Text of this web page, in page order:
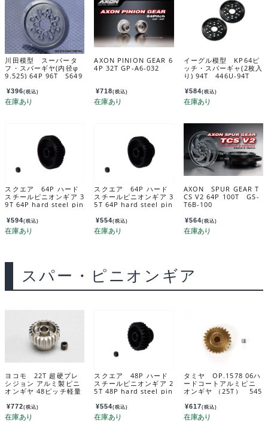
川田模型 スーパータ
フ・スパーギヤ(内径φ
9.525) 64P 96T S649
¥396(税込)
AXON PINION GEAR 6
4P 32T GP-A6-032
¥718(税込)
イーグル模型 KP64ピ
ッチ・スパーギャ(2枚入
り) 94T 446U-94T
¥584(税込)
スクエア 64P ハード
スチールピニオンギア 3
9T 64P hard steel pin
9
¥594(税込)
スクエア 64P ハード
スチールピニオンギア 3
5T 64P hard steel pin
5
¥554(税込)
AXON SPUR GEAR T
CS V2 64P 100T GS-
T6B-100
¥564(税込)
スパー・ピニオンギア
ヨコモ 22T 超硬プレ
シジョン アルミ製ピニ
オンギヤ 48ピッチ軽量
2A
¥772(税込)
スクエア 48P ハード
スチールピニオンギア 2
5T 48P hard steel pin
5
¥554(税込)
タミヤ OP.1578 06ハ
ードコートアルミピニ
オンギヤ （25T） 545
¥617(税込)